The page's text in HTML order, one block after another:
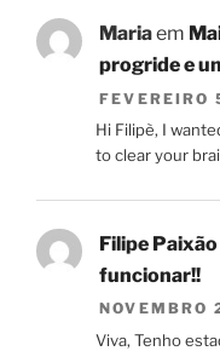
Mariaem
progride e
FEVEREIRO
Hi Filipè, I
to clear your
Filipe Paixão
funcionar!!
NOVEMBRO
Viva, Tenho